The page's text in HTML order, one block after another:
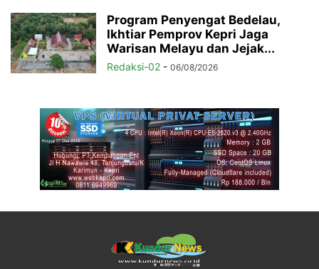
Program Penyengat Bedelau,
Ikhtiar Pemprov Kepri Jaga
Warisan Melayu dan Jejak...
Redaksi-02 - 06/08/2026